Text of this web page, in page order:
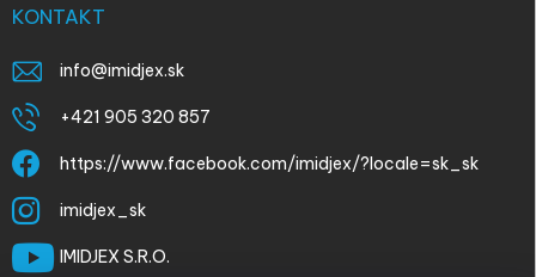
KONTAKT
info@imidjex.sk
+421 905 320 857
https://www.facebook.com/imidjex/?locale=sk_sk
imidjex_sk
IMIDJEX S.R.O.